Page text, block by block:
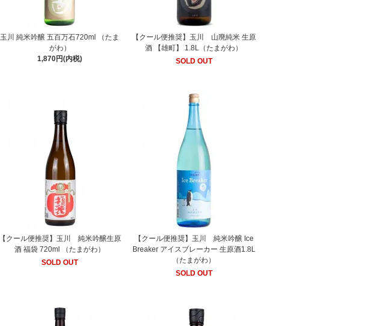
玉川 純米吟醸 五百万石720ml （たま
がわ）
1,870円(内税)
【クール便推奨】玉川 山廃純米 生原
酒 【雄町】 1.8L（たまがわ）
SOLD OUT
【クール便推奨】玉川 純米吟醸生原
酒 福袋 720ml （たまがわ）
SOLD OUT
【クール便推奨】玉川 純米吟醸 Ice
Breaker アイスブレーカー 生原酒1.8L
（たまがわ）
SOLD OUT